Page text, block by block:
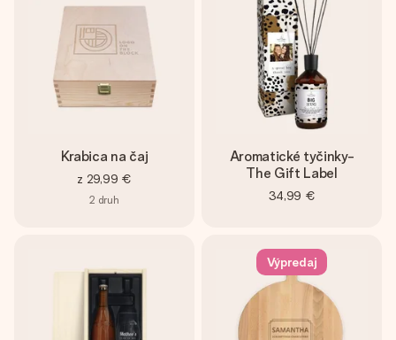
Krabica na čaj
z 29,99 €
2 druh
Aromatické tyčinky-
The Gift Label
34,99 €
Výpredaj